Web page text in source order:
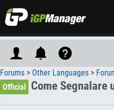
Forums > Other Languages >
Official
Come Segnalare